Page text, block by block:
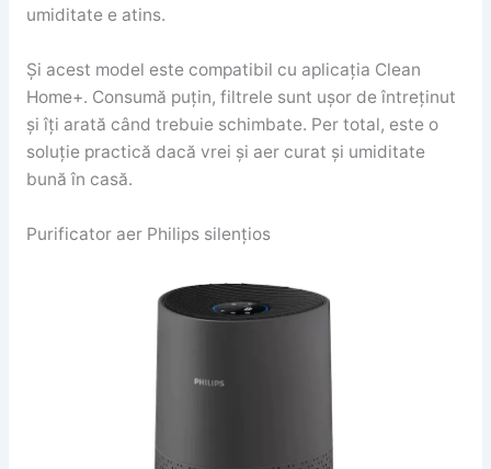
umiditate e atins.
Și acest model este compatibil cu aplicația Clean
Home+. Consumă puțin, filtrele sunt ușor de întreținut
și îți arată când trebuie schimbate. Per total, este o
soluție practică dacă vrei și aer curat și umiditate
bună în casă.
Purificator aer Philips silențios